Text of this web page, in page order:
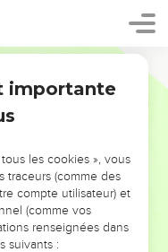
!
VOUS ÉVITER LES
importante
les cookies », vous
traceurs (comme des
compte utilisateur) et
(comme vos
renseignées dans
suivants :